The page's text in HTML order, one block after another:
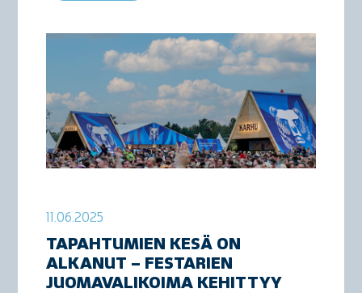
11.06.2025
TAPAHTUMIEN KESÄ ON
ALKANUT – FESTARIEN
JUOMAVALIKOIMA KEHITTYY